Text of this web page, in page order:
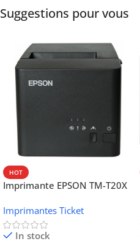
Suggestions pour vous
HOT
Imprimante EPSON TM-T20X
Ethernet
Imprimantes Ticket
In stock